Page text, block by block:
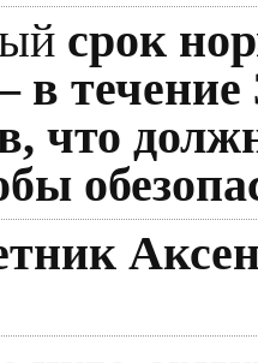
срок
в течение
что